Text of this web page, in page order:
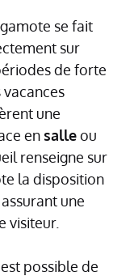
se fait
sur
de forte
une
en salleou
renseigne sur
la disposition
une
visiteur.
possible de